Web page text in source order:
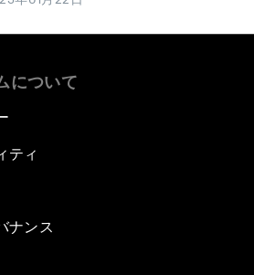
について
ティ
ナンス